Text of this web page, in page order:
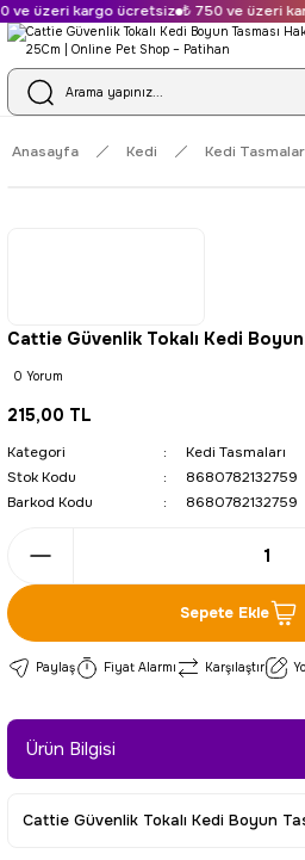
ve üzeri kargo ücretsiz ₺ 750 ve üzeri
Anasayfa Kedi Kedi
Cattie Güvenlik Tokalı Kedi Boyun
0 Yorum
215,00 TL
Kategori
Kedi Tasmaları
Stok Kodu
8680782132759
Barkod Kodu
8680782132759
Sepete Ekle
Paylaş Fiyat Alarmı Karşılaştır
Ürün Bilgisi
Cattie Güvenlik Tokalı Kedi Boyun